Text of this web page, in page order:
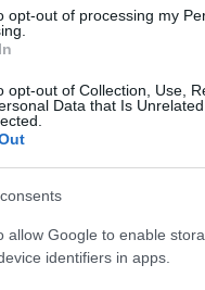
opt-out of processing my
opt-out of Collection, Use,
Data that Is
allow Google to enable
identifiers in apps.
szakképzési
legyen
a pályakezdési
egyenes út